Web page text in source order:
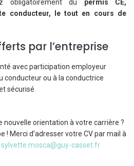
obligatoirement du permis CE,
conducteur, le tout en cours de
par l’entreprise
avec participation employeur
conducteur ou à la conductrice
sécurisé
nouvelle orientation à votre carrière ?
! Merci d’adresser votre CV par mail à
sylvette.mosca@guy-casset.fr